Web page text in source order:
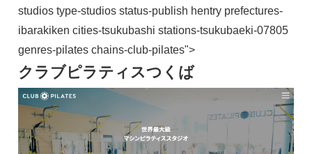
studios type-studios status-publish hentry prefectures-
ibarakiken cities-tsukubashi stations-tsukubaeki-07805
genres-pilates chains-club-pilates">
クラブピラティスつくば